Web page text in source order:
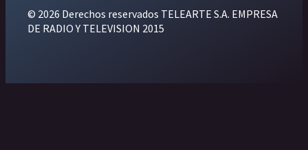
© 2026 Derechos reservados TELEARTE S.A. EMPRESA
DE RADIO Y TELEVISION 2015